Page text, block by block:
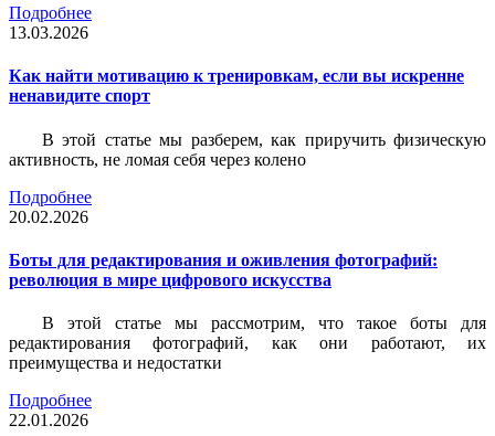
Подробнее
13.03.2026
Как найти мотивацию к тренировкам, если вы искренне
ненавидите спорт
В этой статье мы разберем, как приручить физическую
активность, не ломая себя через колено
Подробнее
20.02.2026
Боты для редактирования и оживления фотографий:
революция в мире цифрового искусства
В этой статье мы рассмотрим, что такое боты для
редактирования фотографий, как они работают, их
преимущества и недостатки
Подробнее
22.01.2026